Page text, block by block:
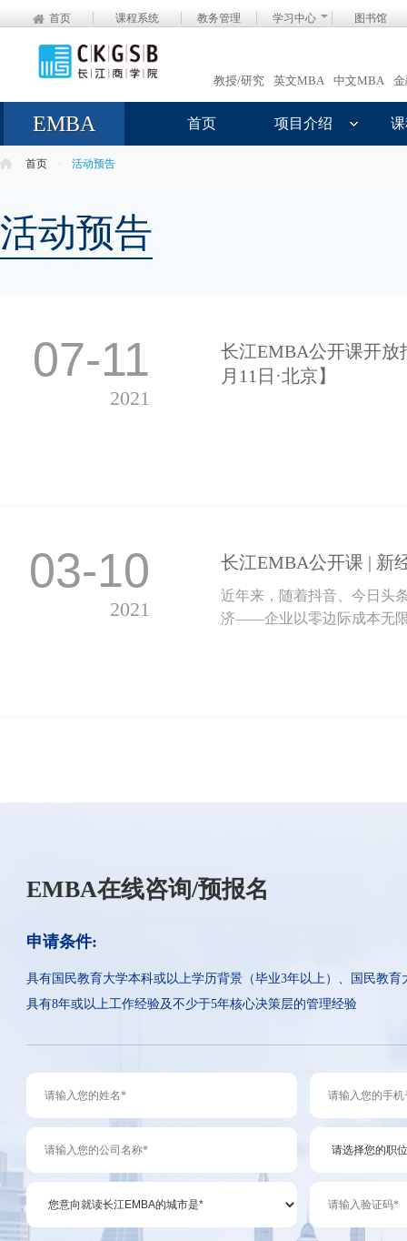
首页 课程系统 教务管理 学习中心 图书馆
教授/研究 英文MBA 中文MBA
EMBA 首页 项目介绍
首页 活动预告
活动预告
07-11
2021
长江EMBA公开课开放
月11日·北京】
03-10
2021
长江EMBA公开课 | 新
近年来，随着抖音、今日头
济——企业以零边际成本无
EMBA在线咨询/预报名
申请条件:
具有国民教育大学本科或以上学历背景（毕业3年以上）、国民教
具有8年或以上工作经验及不少于5年核心决策层的管理经验